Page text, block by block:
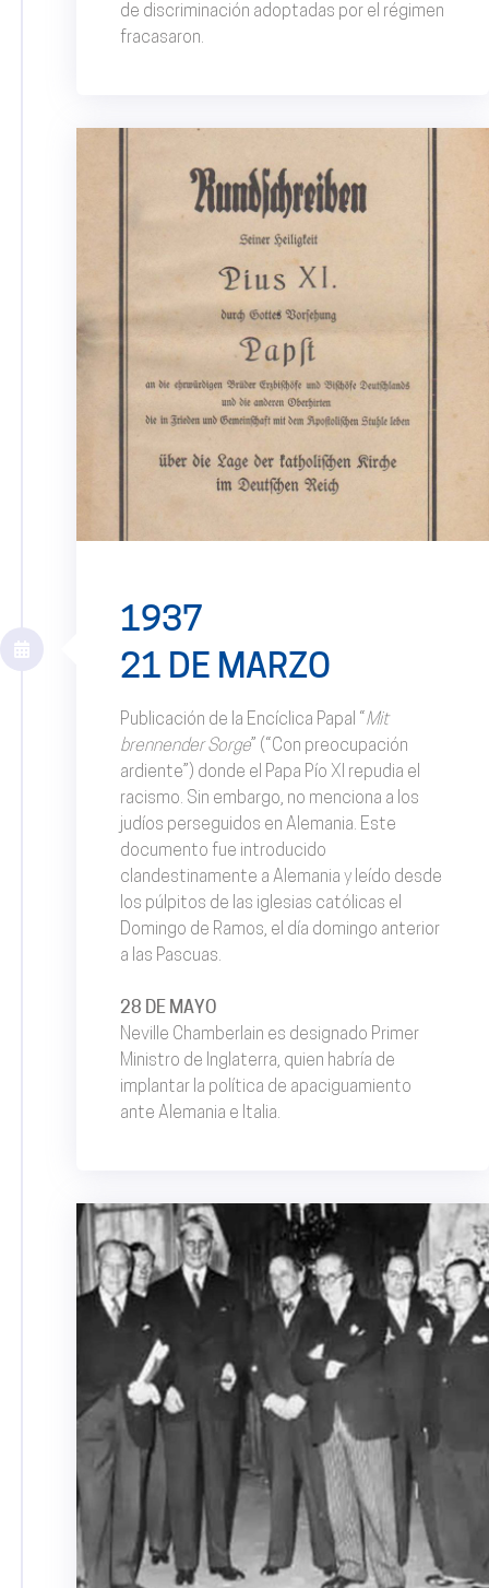
de discriminación adoptadas por el régimen
fracasaron.
1937
21 DE MARZO
Publicación de la Encíclica Papal “ Mit
brennender Sorge ” (“Con preocupación
ardiente”) donde el Papa Pío XI repudia el
racismo. Sin embargo, no menciona a los
judíos perseguidos en Alemania. Este
documento fue introducido
clandestinamente a Alemania y leído desde
los púlpitos de las iglesias católicas el
Domingo de Ramos, el día domingo anterior
a las Pascuas.
28 DE MAYO
Neville Chamberlain es designado Primer
Ministro de Inglaterra, quien habría de
implantar la política de apaciguamiento
ante Alemania e Italia.